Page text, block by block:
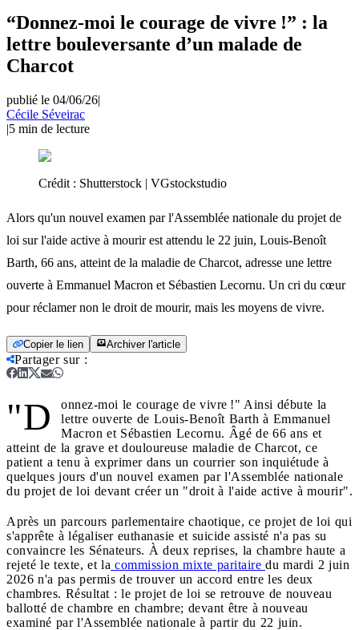
“Donnez-moi le courage de vivre !” : la
lettre bouleversante d’un malade de
Charcot
publié le 04/06/26|
Cécile Séveirac
|5 min de lecture
Crédit : Shutterstock | VGstockstudio
Alors qu'un nouvel examen par l'Assemblée nationale du projet de
loi sur l'aide active à mourir est attendu le 22 juin, Louis-Benoît
Barth, 66 ans, atteint de la maladie de Charcot, adresse une lettre
ouverte à Emmanuel Macron et Sébastien Lecornu. Un cri du cœur
pour réclamer non le droit de mourir, mais les moyens de vivre.
Copier le lien Archiver l'article
Partager sur:
"D
onnez-moi le courage de vivre !" Ainsi débute la
lettre ouverte de Louis-Benoît Barth à Emmanuel
Macron et Sébastien Lecornu. Âgé de 66 ans et
atteint de la grave et douloureuse maladie de Charcot, ce
patient a tenu à exprimer dans un courrier son inquiétude à
quelques jours d'un nouvel examen par l'Assemblée nationale
du projet de loi devant créer un "droit à l'aide active à mourir".
Après un parcours parlementaire chaotique, ce projet de loi qui
s'apprête à légaliser euthanasie et suicide assisté n'a pas su
convaincre les Sénateurs. À deux reprises, la chambre haute a
rejeté le texte, et la commission mixte paritaire du mardi 2 juin
2026 n'a pas permis de trouver un accord entre les deux
chambres. Résultat : le projet de loi se retrouve de nouveau
ballotté de chambre en chambre; devant être à nouveau
examiné par l'Assemblée nationale à partir du 22 juin.